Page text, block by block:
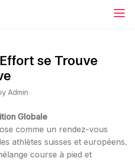
se Trouve
Admin
Globale
comme un rendez-vous
athlètes suisses et européens.
course à pied et